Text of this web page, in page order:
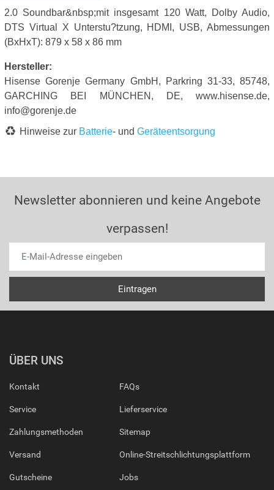
2.0 Soundbar&nbsp;mit insgesamt 120 Watt, Dolby Audio,
DTS Virtual X Unterstu?tzung, HDMI, USB, Abmessungen
(BxHxT): 879 x 58 x 86 mm
Hersteller:
Hisense Gorenje Germany GmbH, Parkring 31-33, 85748,
GARCHING BEI MÜNCHEN, DE, www.hisense.de,
info@gorenje.de
Hinweise zur Batterie- und Geräteentsorgung
Newsletter abonnieren und keine Angebote
verpassen!
ÜBER UNS
Kontakt
Service
Zahlungsmethoden
Versand
Gutscheine
FAQs
Lieferservice
Sitemap
Online-Streitschlichtungsplattform
Jobs